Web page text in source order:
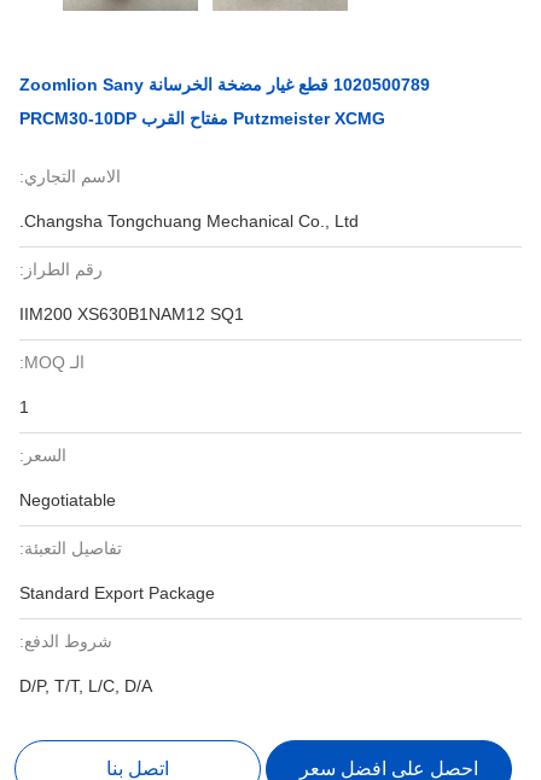
1020500789 قطع غيار مضخة الخرسانة Zoomlion Sany
Putzmeister XCMG مفتاح القرب PRCM30-10DP
الاسم التجاري:
Changsha Tongchuang Mechanical Co., Ltd.
رقم الطراز:
IIM200 XS630B1NAM12 SQ1
الـ MOQ:
1
السعر:
Negotiatable
تفاصيل التعبئة:
Standard Export Package
شروط الدفع:
D/P, T/T, L/C, D/A
احصل على افضل سعر اتصل بنا